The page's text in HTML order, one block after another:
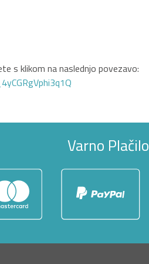
s klikom na naslednjo povezavo:
Varno Plačilo